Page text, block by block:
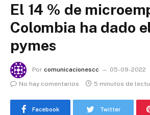
El 14 % de
Colombia ha dado
pymes
Por comunicacionescc
05-09-2022
No hay comentarios
5 minutos de
Facebook Twitter